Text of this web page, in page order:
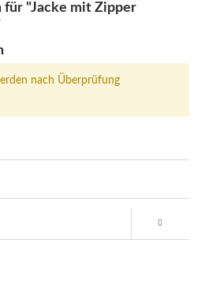
für "Jacke mit Zipper
nach Überprüfung